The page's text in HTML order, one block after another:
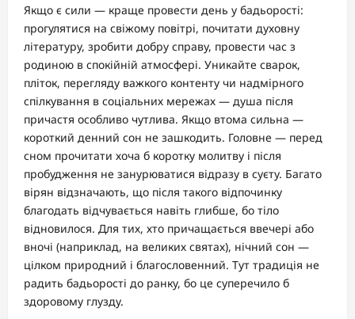
Якщо є сили — краще провести день у бадьорості:
прогулятися на свіжому повітрі, почитати духовну
літературу, зробити добру справу, провести час з
родиною в спокійній атмосфері. Уникайте сварок,
пліток, перегляду важкого контенту чи надмірного
спілкування в соціальних мережах — душа після
причастя особливо чутлива. Якщо втома сильна —
короткий денний сон не зашкодить. Головне — перед
сном прочитати хоча б коротку молитву і після
пробудження не занурюватися відразу в суєту. Багато
вірян відзначають, що після такого відпочинку
благодать відчувається навіть глибше, бо тіло
відновилося. Для тих, хто причащається ввечері або
вночі (наприклад, на великих святах), нічний сон —
цілком природний і благословенний. Тут традиція не
радить бадьорості до ранку, бо це суперечило б
здоровому глузду.